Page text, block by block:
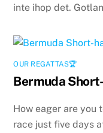
inte ihop det.
OUR REGATTAS🏆
Bermuda
How eager are you
race just five days